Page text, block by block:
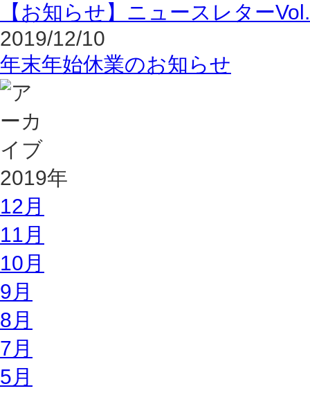
【お知らせ】ニュースレター
2019/12/10
年末年始休業のお知らせ
2019年
12月
11月
10月
9月
8月
7月
5月